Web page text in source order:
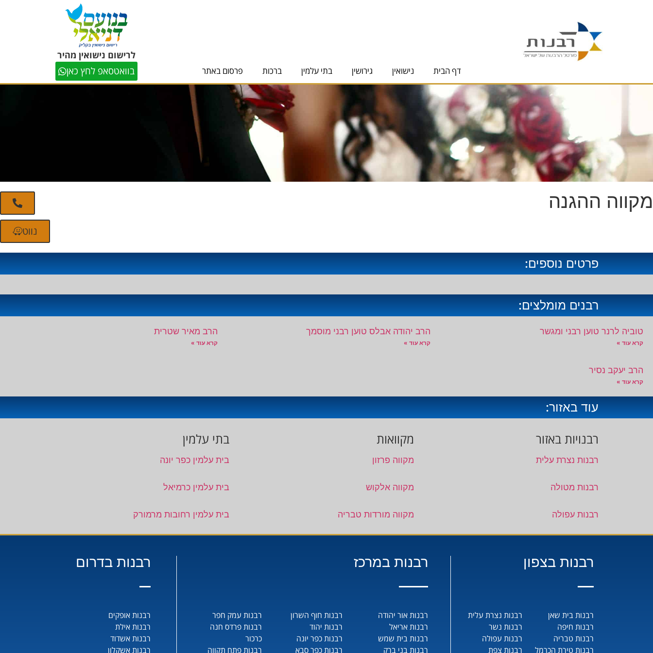
דף הבית נישואין גירושין בתי עלמין ברכות פרסום באתר
לרישום נישואין מהיר
בוואטסאפ לחץ כאן
מקווה ההגנה
נווט
פרטים נוספים:
רבנים מומלצים:
טוביה לרנר טוען רבני ומגשר
קרא עוד »
הרב יהודה אבלס טוען רבני מוסמך
קרא עוד »
הרב מאיר שטרית
קרא עוד »
הרב יעקב נסיר
קרא עוד »
עוד באזור:
רבנויות באזור
רבנות נצרת עלית
רבנות מטולה
רבנות עפולה
מקוואות
מקווה פרזון
מקווה אלקוש
מקווה מורדות טבריה
בתי עלמין
בית עלמין כפר יונה
בית עלמין כרמיאל
בית עלמין רחובות מרמורק
רבנות בצפון
רבנות בית שאן
רבנות חיפה
רבנות טבריה
רבנות טירת הכרמל
רבנות נצרת עלית
רבנות נשר
רבנות עפולה
רבנות צפת
רבנות במרכז
רבנות אור יהודה
רבנות אריאל
רבנות בית שמש
רבנות בני ברק
רבנות חוף השרון
רבנות יהוד
רבנות כפר יונה
רבנות כפר סבא
רבנות עמק חפר
רבנות פרדס חנה
כרכור
רבנות פתח תקווה
רבנות בדרום
רבנות אופקים
רבנות אילת
רבנות אשדוד
רבנות אשקלון